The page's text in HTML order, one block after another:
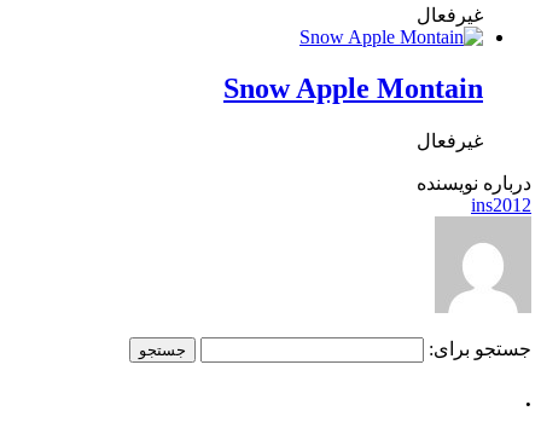
غیرفعال
Snow Apple Montain
غیرفعال
درباره نویسنده
ins2012
جستجو برای:
.